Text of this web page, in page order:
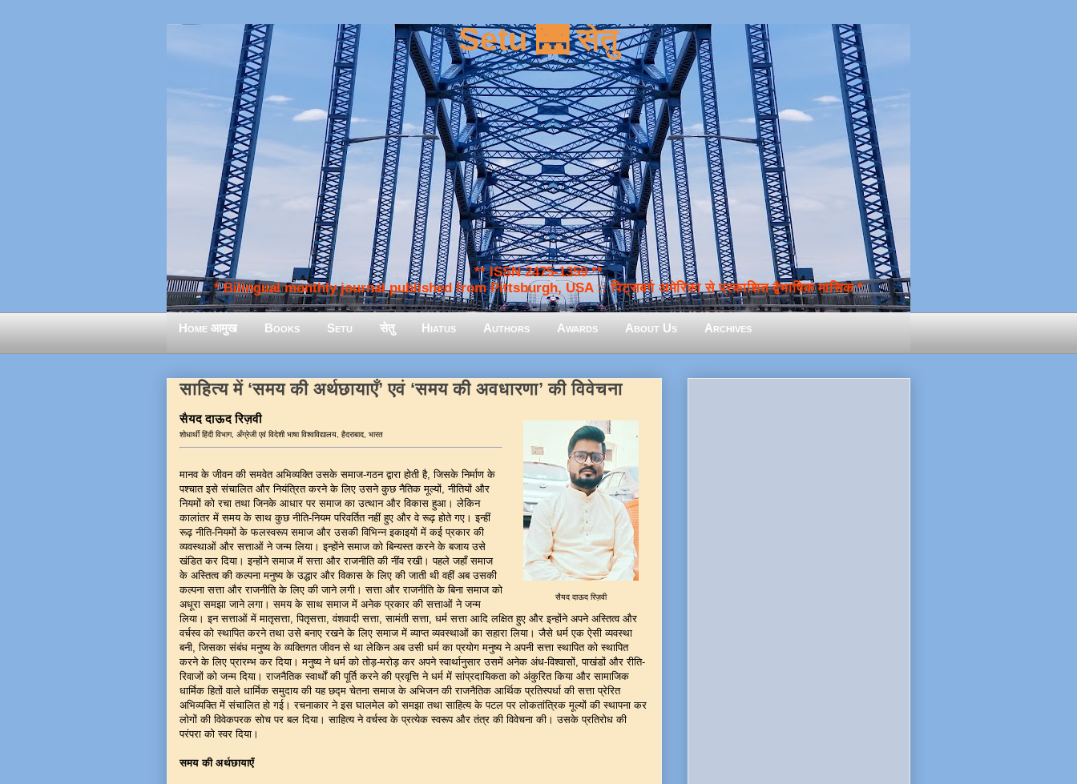
Setu 🌉 सेतु
** ISSN 2475-1359 **
* Bilingual monthly journal published from Pittsburgh, USA :: पिट्सबर्ग अमेरिका से प्रकाशित द्वैभाषिक मासिक *
Home आमुख Books Setu सेतु Hiatus Authors Awards About Us Archives
साहित्य में ‘समय की अर्थछायाएँ’ एवं ‘समय की अवधारणा’ की विवेचना
सैयद दाऊद रिज़वी
सैयद दाऊद रिज़वी
शोधार्थी हिंदी विभाग, अँग्रेजी एवं विदेशी भाषा विश्वविद्यालय, हैदराबाद, भारत
मानव के जीवन की समवेत अभिव्यक्ति उसके समाज-गठन द्वारा होती है, जिसके निर्माण के
पश्चात इसे संचालित और नियंत्रित करने के लिए उसने कुछ नैतिक मूल्यों, नीतियों और
नियमों को रचा तथा जिनके आधार पर समाज का उत्थान और विकास हुआ। लेकिन
कालांतर में समय के साथ कुछ नीति-नियम परिवर्तित नहीं हुए और वे रूढ़ होते गए। इन्हीं
रूढ़ नीति-नियमों के फलस्वरूप समाज और उसकी विभिन्न इकाइयों में कई प्रकार की
व्यवस्थाओं और सत्ताओं ने जन्म लिया। इन्होंने समाज को बिन्यस्त करने के बजाय उसे
खंडित कर दिया। इन्होंने समाज में सत्ता और राजनीति की नींव रखी। पहले जहाँ समाज
के अस्तित्व की कल्पना मनुष्य के उद्धार और विकास के लिए की जाती थी वहीं अब उसकी
कल्पना सत्ता और राजनीति के लिए की जाने लगी। सत्ता और राजनीति के बिना समाज को
अधूरा समझा जाने लगा। समय के साथ समाज में अनेक प्रकार की सत्ताओं ने जन्म
लिया। इन सत्ताओं में मातृसत्ता, पितृसत्ता, वंशवादी सत्ता, सामंती सत्ता, धर्म सत्ता आदि लक्षित हुए और इन्होंने अपने अस्तित्व और
वर्चस्व को स्थापित करने तथा उसे बनाए रखने के लिए समाज में व्याप्त व्यवस्थाओं का सहारा लिया। जैसे धर्म एक ऐसी व्यवस्था
बनी, जिसका संबंध मनुष्य के व्यक्तिगत जीवन से था लेकिन अब उसी धर्म का प्रयोग मनुष्य ने अपनी सत्ता स्थापित को स्थापित
करने के लिए प्रारम्भ कर दिया। मनुष्य ने धर्म को तोड़-मरोड़ कर अपने स्वार्थानुसार उसमें अनेक अंध-विश्वासों, पाखंडों और रीति-
रिवाजों को जन्म दिया। राजनैतिक स्वार्थों की पूर्ति करने की प्रवृत्ति ने धर्म में सांप्रदायिकता को अंकुरित किया और सामाजिक
धार्मिक हितों वाले धार्मिक समुदाय की यह छद्म चेतना समाज के अभिजन की राजनैतिक आर्थिक प्रतिस्पर्धा की सत्ता प्रेरित
अभिव्यक्ति में संचालित हो गई। रचनाकार ने इस घालमेल को समझा तथा साहित्य के पटल पर लोकतांत्रिक मूल्यों की स्थापना कर
लोगों की विवेकपरक सोच पर बल दिया। साहित्य ने वर्चस्व के प्रत्येक स्वरूप और तंत्र की विवेचना की। उसके प्रतिरोध की
परंपरा को स्वर दिया।
समय की अर्थछायाएँ